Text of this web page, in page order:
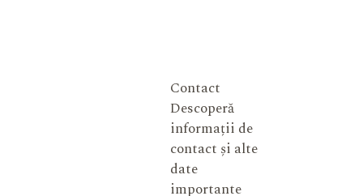
Contact
Descoperă
informații de
contact și alte
date
importante